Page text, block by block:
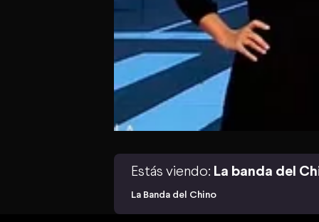
Estás viendo: La banda del
La Banda del Chino